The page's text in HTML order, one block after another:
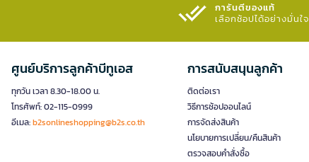
การันตีของแท้
เลือกช้อปได้อย่างมั่นใจ​
ศูนย์บริการลูกค้าบีทูเอส
ทุกวัน เวลา 8.30-18.00 น.
โทรศัพท์: 02-115-0999
อีเมล:b2sonlineshopping@b2s.co.th
การสนับสนุนลูกค้า
ติดต่อเรา
วิธีการช้อปออนไลน์
การจัดส่งสินค้า
นโยบายการเปลี่ยน/คืนสินค้า
ตรวจสอบคำสั่งซื้อ